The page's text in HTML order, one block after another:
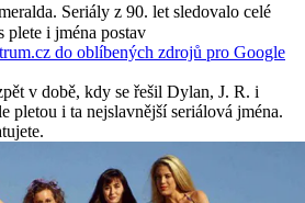
Seriály z 90. let sledovalo celé
plete i jména postav
do oblíbených zdrojů pro Google
v době, kdy se řešil Dylan, J. R. i
pletou i ta nejslavnější seriálová jména.